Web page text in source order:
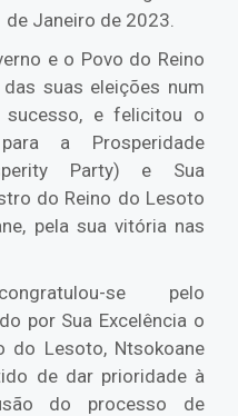
Janeiro de 2023.
e o Povo do Reino
suas eleições num
e felicitou o
a Prosperidade
Party) e Sua
do Reino do Lesoto
pela sua vitória nas
se pelo
por Sua Excelência o
do Lesoto, Ntsokoane
de dar prioridade à
do processo de